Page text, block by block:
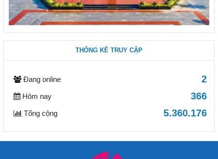
THỐNG KÊ TRUY CẬP
Đang online 2
Hôm nay 366
Tổng cộng 5.360.176